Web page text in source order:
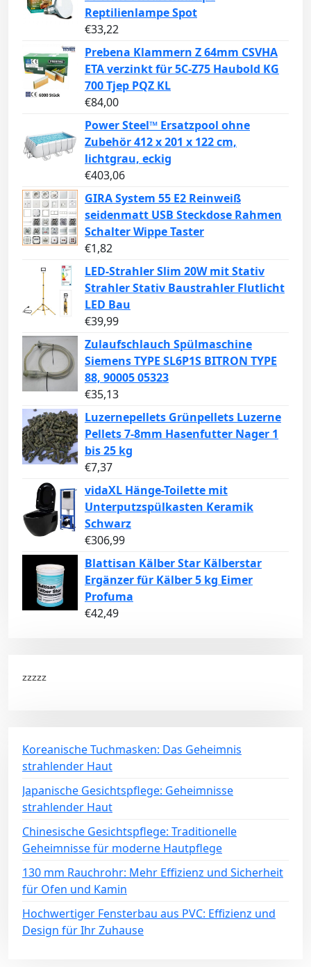
Reptilienlampe Spot
€33,22
Prebena Klammern Z 64mm CSVHA
ETA verzinkt für 5C-Z75 Haubold KG
700 Tjep PQZ KL
€84,00
Power Steel™ Ersatzpool ohne
Zubehör 412 x 201 x 122 cm,
lichtgrau, eckig
€403,06
GIRA System 55 E2 Reinweiß
seidenmatt USB Steckdose Rahmen
Schalter Wippe Taster
€1,82
LED-Strahler Slim 20W mit Stativ
Strahler Stativ Baustrahler Flutlicht
LED Bau
€39,99
Zulaufschlauch Spülmaschine
Siemens TYPE SL6P1S BITRON TYPE
88, 90005 05323
€35,13
Luzernepellets Grünpellets Luzerne
Pellets 7-8mm Hasenfutter Nager 1
bis 25 kg
€7,37
vidaXL Hänge-Toilette mit
Unterputzspülkasten Keramik
Schwarz
€306,99
Blattisan Kälber Star Kälberstar
Ergänzer für Kälber 5 kg Eimer
Profuma
€42,49
zzzzz
Koreanische Tuchmasken: Das Geheimnis
strahlender Haut
Japanische Gesichtspflege: Geheimnisse
strahlender Haut
Chinesische Gesichtspflege: Traditionelle
Geheimnisse für moderne Hautpflege
130 mm Rauchrohr: Mehr Effizienz und Sicherheit
für Ofen und Kamin
Hochwertiger Fensterbau aus PVC: Effizienz und
Design für Ihr Zuhause